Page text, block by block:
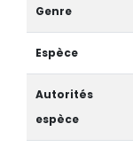
Genre
Espèce
Autorités
espèce